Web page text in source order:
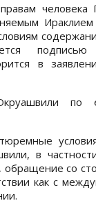
человека
в
по
в
обращение со
как с